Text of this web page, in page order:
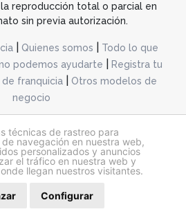
técnicas de rastreo para
navegación en nuestra web,
personalizados y anuncios
el tráfico en nuestra web y
llegan nuestros visitantes.
Configurar
información
reproducción total o parcial en
sin previa autorización.
Quienes somos
Todo lo que
podemos ayudarte
Registra tu
de franquicia|
Otros modelos de
negocio
| Política de cookies|Política de privacidad